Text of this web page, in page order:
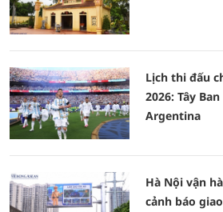
Lịch thi đấu
2026: Tây
Argentina
Hà Nội vận
cảnh báo